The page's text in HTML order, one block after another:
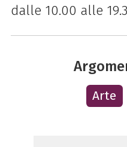
dalle 10.00 alle
Arte